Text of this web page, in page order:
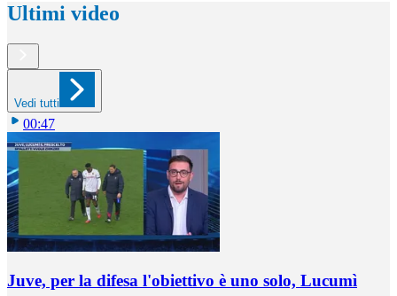
Ultimi video
Vedi tutti
00:47
Juve, per la difesa l'obiettivo è uno solo, Lucumì